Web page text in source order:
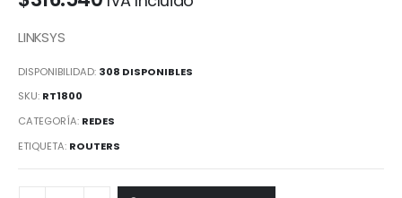
LINKSYS
DISPONIBILIDAD: 308 DISPONIBLES
SKU: RT1800
CATEGORÍA: REDES
ETIQUETA: ROUTERS